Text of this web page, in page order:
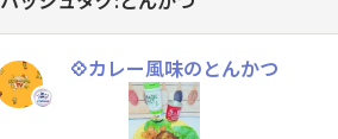
💠カレー風味のとんかつ